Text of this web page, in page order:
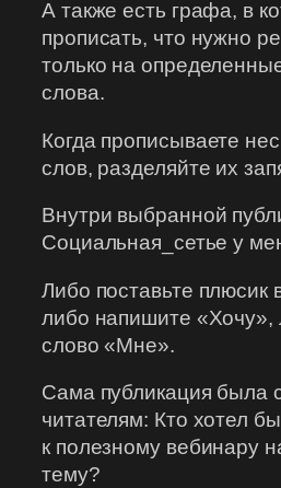
А также есть графа, в
прописать, что нужно
только на
слова.
Когда прописываете
слов, разделяйте их
Внутри выбранной
Социальная_сетье у
Либо поставьте плюсик
либо напишите «Хочу»,
слово «Мне».
Сама публикация была
читателям: Кто хотел
к полезному вебинару
тему?